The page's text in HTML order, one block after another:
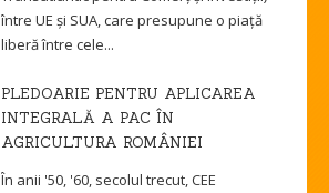
între UE și SUA, care presupune o piață
liberă între cele...
PLEDOARIE PENTRU APLICAREA
INTEGRALĂ A PAC ÎN
AGRICULTURA ROMÂNIEI
În anii '50, '60, secolul trecut, CEE